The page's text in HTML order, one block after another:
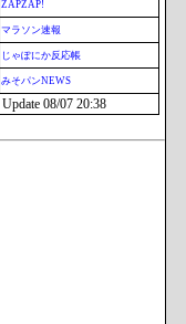
ZAPZAP!
マラソン速報
じゃぽにか反応帳
みそパンNEWS
Update 08/07 20:38